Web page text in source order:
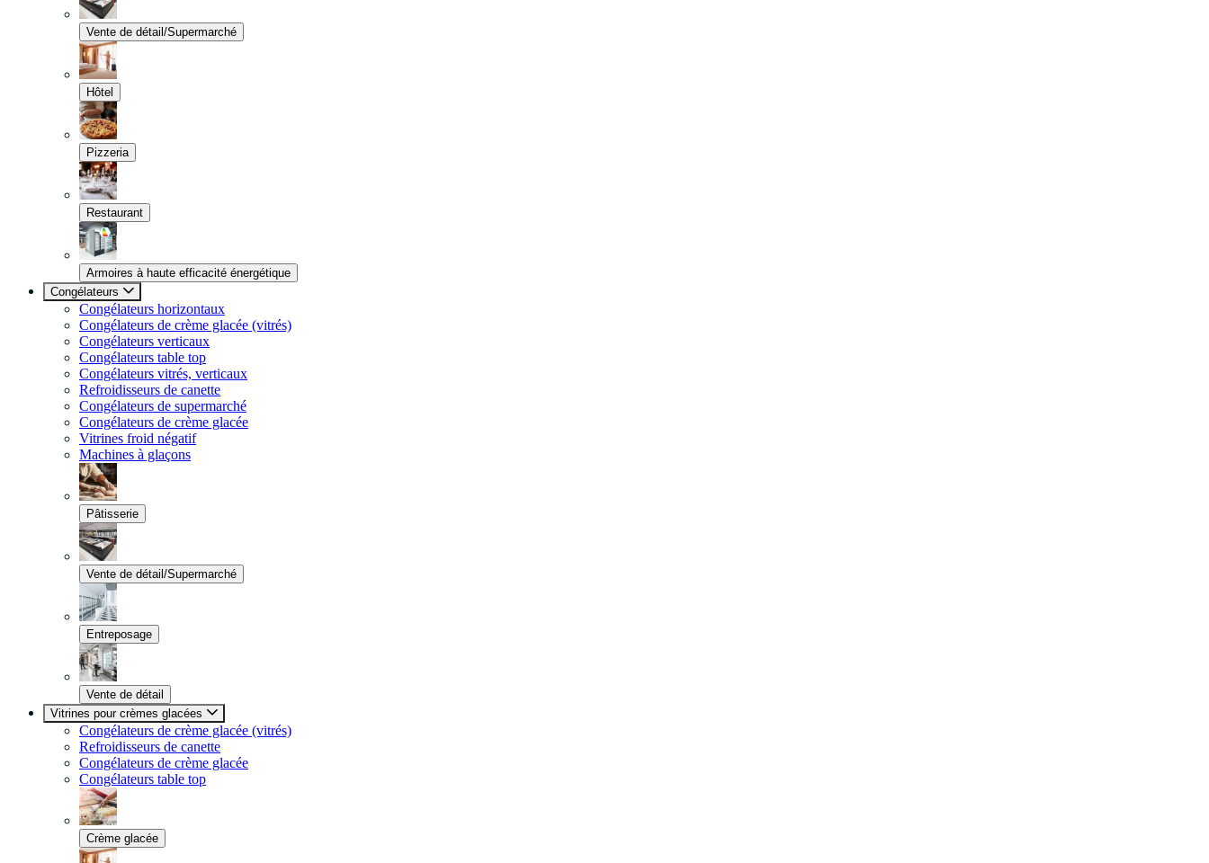
Vente de détail/Supermarché
Hôtel
Pizzeria
Restaurant
Armoires à haute efficacité énergétique
Congélateurs
Congélateurs horizontaux
Congélateurs de crème glacée (vitrés)
Congélateurs verticaux
Congélateurs table top
Congélateurs vitrés, verticaux
Refroidisseurs de canette
Congélateurs de supermarché
Congélateurs de crème glacée
Vitrines froid négatif
Machines à glaçons
Pâtisserie
Vente de détail/Supermarché
Entreposage
Vente de détail
Vitrines pour crèmes glacées
Congélateurs de crème glacée (vitrés)
Refroidisseurs de canette
Congélateurs de crème glacée
Congélateurs table top
Crème glacée